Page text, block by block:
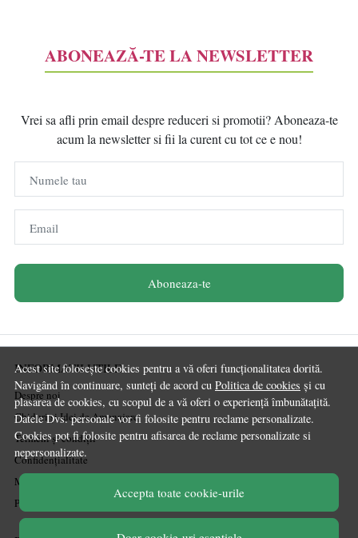
Acest site folosește cookies pentru a vă oferi funcționalitatea dorită.
Navigând în continuare, sunteți de acord cu Politica de cookies și cu
plasarea de cookies, cu scopul de a vă oferi o experiență îmbunătațită.
Datele Dvs. personale vor fi folosite pentru reclame personalizate.
Cookies pot fi folosite pentru afisarea de reclame personalizate si
nepersonalizate.
Accepta toate cookie-urile
ABONEAZĂ-TE LA NEWSLETTER
Vrei sa afli prin email despre reduceri si promotii? Aboneaza-te
acum la newsletter si fii la curent cu tot ce e nou!
Numele tau
Email
Aboneaza-te
INFORMATII UTILE
Despre noi
Ghiduri și Idei de Amenajare
Termeni și condiții
Confidențialitate
Mărturiile clienților
Politica de Cookies